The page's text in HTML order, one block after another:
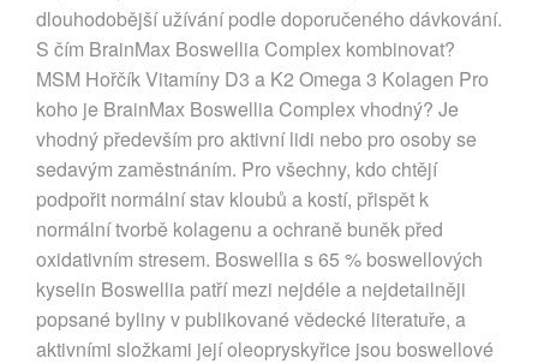
dlouhodobější užívání podle doporučeného dávkování.
S čím BrainMax Boswellia Complex kombinovat?
MSM Hořčík Vitamíny D3 a K2 Omega 3 Kolagen Pro
koho je BrainMax Boswellia Complex vhodný? Je
vhodný především pro aktivní lidi nebo pro osoby se
sedavým zaměstnáním. Pro všechny, kdo chtějí
podpořit normální stav kloubů a kostí, přispět k
normální tvorbě kolagenu a ochraně buněk před
oxidativním stresem. Boswellia s 65 % boswellových
kyselin Boswellia patří mezi nejdéle a nejdetailněji
popsané byliny v publikované vědecké literatuře, a
aktivními složkami její oleopryskyřice jsou boswellové